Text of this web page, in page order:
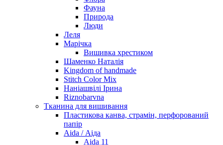
Фауна
Природа
Люди
Леля
Марічка
Вишивка хрестиком
Шаменко Наталія
Kingdom of handmade
Stitch Color Mix
Наніашвілі Ірина
Riznobarvna
Тканина для вишивання
Пластикова канва, страмін, перфорований
папір
Aida / Аіда
Aida 11